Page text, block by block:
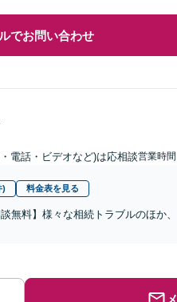
でお問い合わせ
電話・ビデオなど)は応相談営業時
) 料金表を見る
無料】様々な相続トラブルのほか